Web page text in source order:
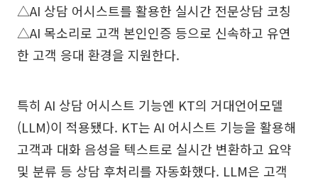
△AI 상담 어시스트를 활용한 실시간 전문상담 코칭
△AI 목소리로 고객 본인인증 등으로 신속하고 유연
한 고객 응대 환경을 지원한다.
특히 AI 상담 어시스트 기능엔 KT의 거대언어모델
(LLM)이 적용됐다. KT는 AI 어시스트 기능을 활용해
고객과 대화 음성을 텍스트로 실시간 변환하고 요약
및 분류 등 상담 후처리를 자동화했다. LLM은 고객